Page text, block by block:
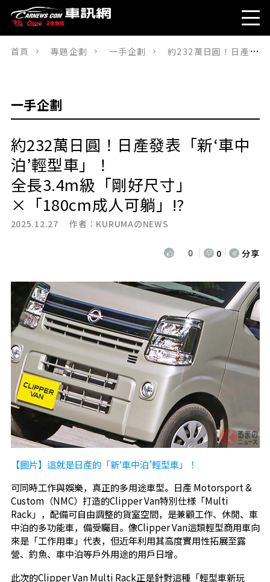
首頁 專題企劃 一手企劃 約232萬日圓！日產發表「新‘車中泊’輕型車」！ 全長3.4m級「剛好尺寸」×「180cm成人可躺」!?
一手企劃
約232萬日圓！日產發表「新‘車中
泊’輕型車」！
全長3.4m級「剛好尺寸」
×「180cm成人可躺」!?
2025.12.27 作者： KURUMAのNEWS
0 0 分享
【圖片】這就是日產的「新‘車中泊’輕型車」！
可同時工作與娛樂，真正的多用途車型。日產 Motorsport &
Custom（NMC）打造的Clipper Van特別仕様「Multi
Rack」，配備可自由調整的貨室空間，是兼顧工作、休閒、車
中泊的多功能車，備受矚目。像Clipper Van這類輕型商用車向
來是「工作用車」代表，但近年利用其高度實用性拓展至露
營、釣魚、車中泊等戶外用途的用戶日增。
此次的Clipper Van Multi Rack正是針對這種「輕型車新玩